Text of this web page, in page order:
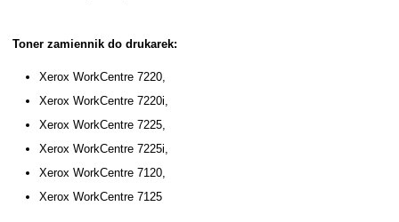
Toner zamiennik do drukarek:
Xerox WorkCentre 7220,
Xerox WorkCentre 7220i,
Xerox WorkCentre 7225,
Xerox WorkCentre 7225i,
Xerox WorkCentre 7120,
Xerox WorkCentre 7125